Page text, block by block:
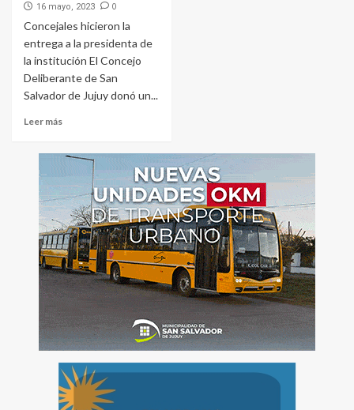
16 mayo, 2023 0
Concejales hicieron la
entrega a la presidenta de
la institución El Concejo
Deliberante de San
Salvador de Jujuy donó un...
Leer más